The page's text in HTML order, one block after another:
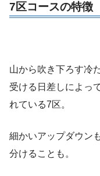
7区コースの特徴
山から吹き下ろす冷
受ける日差しによっ
れている7区。
細かいアップダウン
分けることも。